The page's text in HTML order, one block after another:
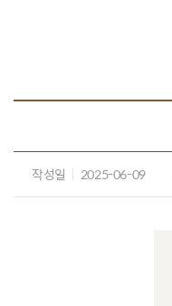
작성일 2025-06-09